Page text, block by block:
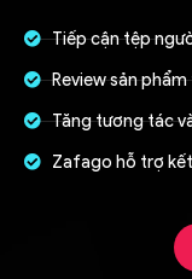
Tiếp cận tệp
Review sản
Tăng tương tác
Zafago hỗ trợ